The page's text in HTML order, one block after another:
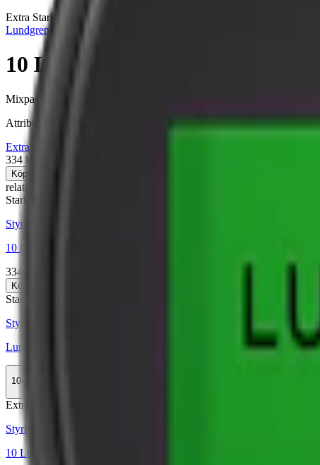
Extra Stark
Lundgrens
10 Lundgrens Norrland Stark +
Mixpack av Lundgrens Norrland Stark och Lundgrens Koster Stark.
Attribut
Extra Stark
334 kr
Köp
relaterade produkter
Stark
Styrka Stark · Large
10 Lundgrens Vit Stark + 1 Skugga Stark
334 kr
Köp
Stark
Styrka Stark · Large
Lundgrens Norrland Stark
10-pack
Extra Stark
Styrka Extra Stark · Large
10 Lundgrens Skåne Stark + 1 Aros Frostnatt